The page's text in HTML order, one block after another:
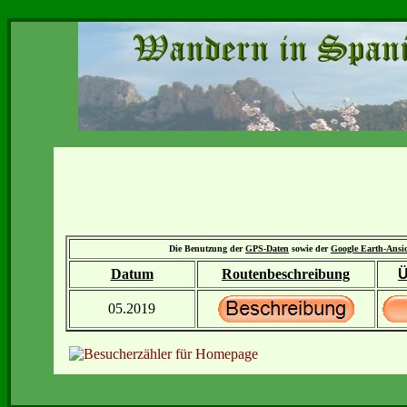
Die Benutzung derGPS-Daten sowie derGoogle Earth-
Datum Routenbeschreibung
05.2019